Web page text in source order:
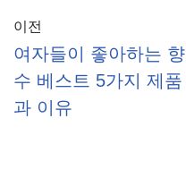
이전
여자들이 좋아하는 향
수 베스트 5가지 제품
과 이유